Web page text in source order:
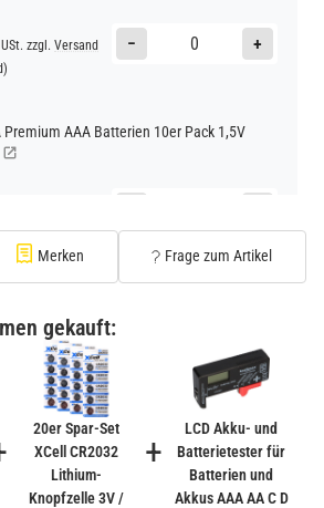
zzgl. Versand
− +
Premium AAA Batterien 10er Pack 1,5V
zzgl.Versand
UN3090 Versand
ADR)
+
Cool'n'Go AirJet Handventilator 4000mAh
Merken Frage zum Artikel
gekauft:
20er Spar-Set
XCell CR2032
Lithium-
Knopfzelle 3V /
+
LCD Akku- und
Batterietester für
Batterien und
Akkus AAA AA C D